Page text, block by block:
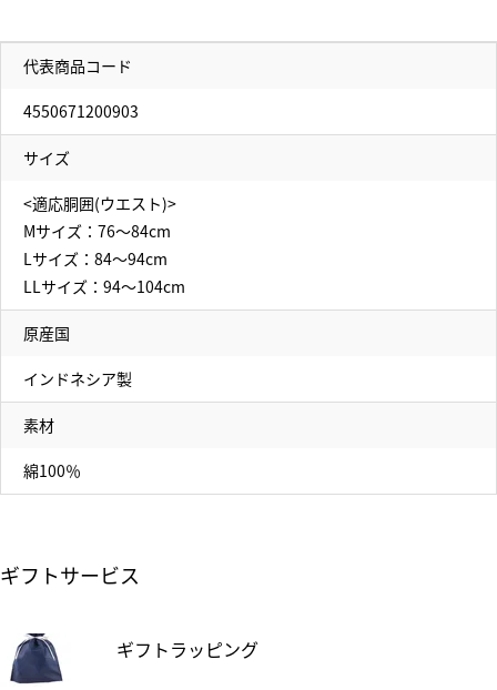
代表商品コード
4550671200903
サイズ
<適応胴囲(ウエスト)>
Mサイズ：76～84cm
Lサイズ：84～94cm
LLサイズ：94～104cm
原産国
インドネシア製
素材
綿100％
ギフトサービス
ギフトラッピング